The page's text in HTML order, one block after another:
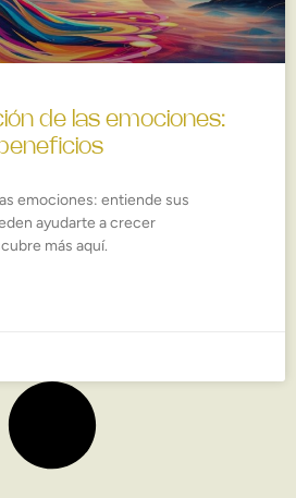
de las emociones:
emociones: entiende sus
ayudarte a crecer
más aquí.